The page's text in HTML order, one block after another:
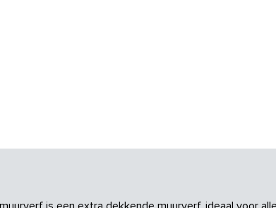
is een extra dekkende muurverf, ideaal voor